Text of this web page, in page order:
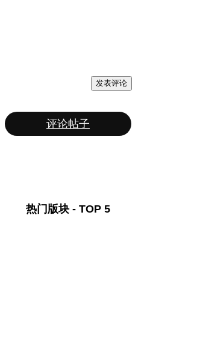
发表评论
评论帖子
热门版块 - TOP 5